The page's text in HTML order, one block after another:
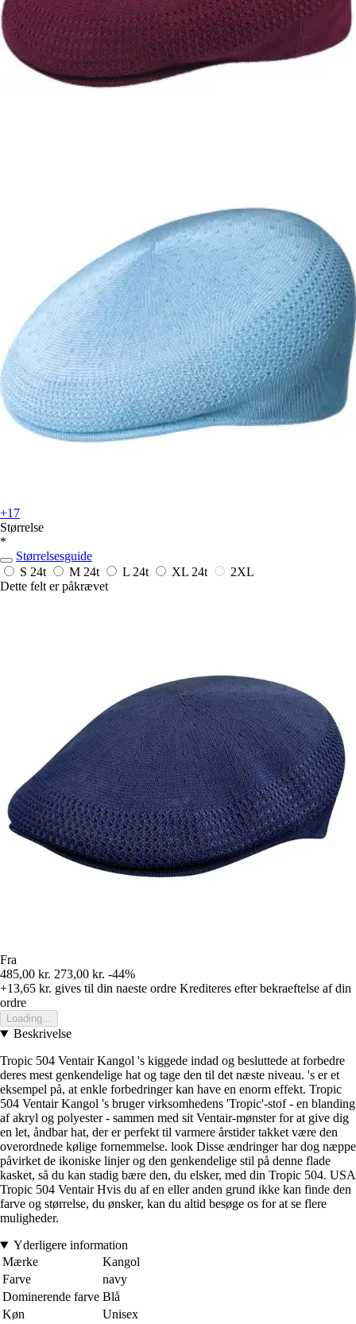
+17
Størrelse
*
Størrelsesguide
S 24t M 24t L 24t XL 24t
2XL
Dette felt er påkrævet
Fra
485,00 kr. 273,00 kr. -44%
+13,65 kr. gives til din naeste ordre Krediteres efter bekraeftelse af din
ordre
Loading...
Beskrivelse
Tropic 504 Ventair Kangol 's kiggede indad og besluttede at forbedre
deres mest genkendelige hat og tage den til det næste niveau. 's er et
eksempel på, at enkle forbedringer kan have en enorm effekt. Tropic
504 Ventair Kangol 's bruger virksomhedens 'Tropic'-stof - en blanding
af akryl og polyester - sammen med sit Ventair-mønster for at give dig
en let, åndbar hat, der er perfekt til varmere årstider takket være den
overordnede kølige fornemmelse. look Disse ændringer har dog næppe
påvirket de ikoniske linjer og den genkendelige stil på denne flade
kasket, så du kan stadig bære den, du elsker, med din Tropic 504. USA
Tropic 504 Ventair Hvis du af en eller anden grund ikke kan finde den
farve og størrelse, du ønsker, kan du altid besøge os for at se flere
muligheder.
Yderligere information
Mærke
Kangol
Farve
navy
Dominerende farve Blå
Køn
Unisex